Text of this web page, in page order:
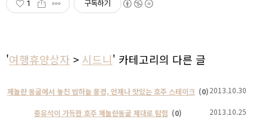
1 구독하기
'여행휴양상자 > 시드니' 카테고리의 다른 글
제놀란 동굴에서 놓친 밤하늘 풍경, 언제나 맛있는 호주 스테이크 (0)2013.10.30
종유석이 가득한 호주 제놀란동굴 제대로 탐험 (0) 2013.10.25